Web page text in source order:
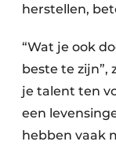
herstellen,
“Wat je ook
beste te zijn”,
je talent ten
een
hebben vaak